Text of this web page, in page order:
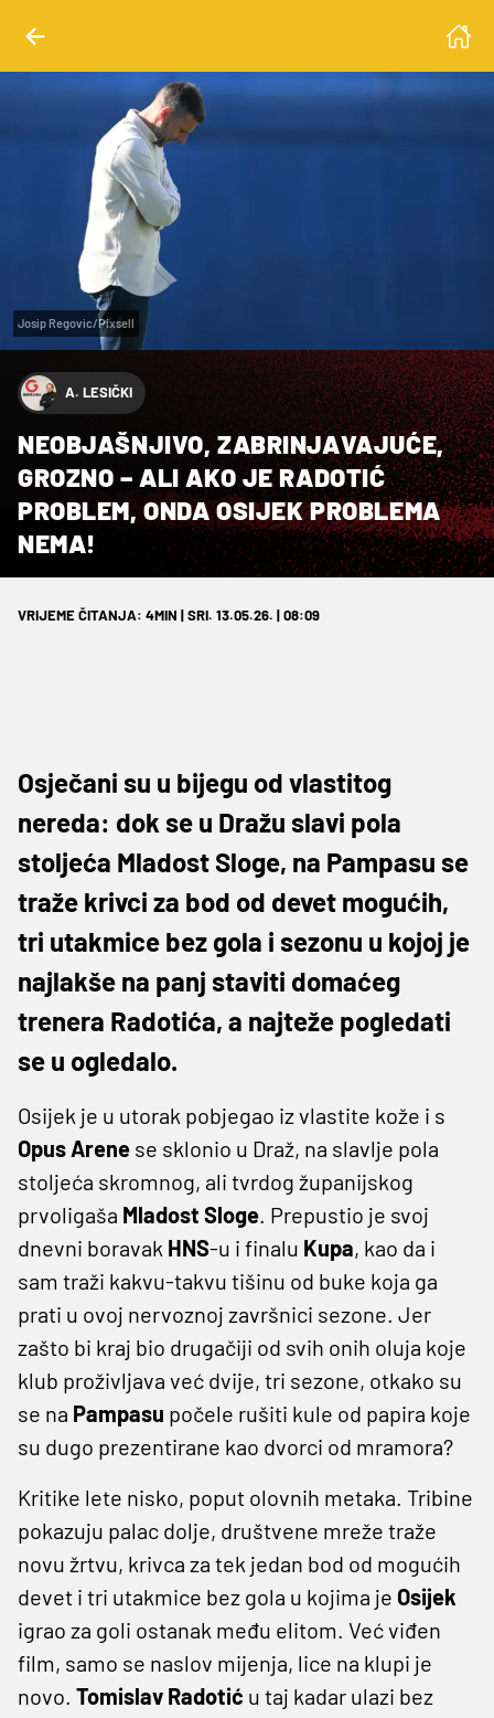
Josip Regovic/Pixsell
A. LESIČKI
NEOBJAŠNJIVO, ZABRINJAVAJUĆE,
GROZNO – ALI AKO JE RADOTIĆ
PROBLEM, ONDA OSIJEK PROBLEMA
NEMA!
VRIJEME ČITANJA: 4MIN | SRI. 13.05.26. | 08:09
Osječani su u bijegu od vlastitog
nereda: dok se u Dražu slavi pola
stoljeća Mladost Sloge, na Pampasu se
traže krivci za bod od devet mogućih,
tri utakmice bez gola i sezonu u kojoj je
najlakše na panj staviti domaćeg
trenera Radotića, a najteže pogledati
se u ogledalo.
Osijek je u utorak pobjegao iz vlastite kože i s
Opus Arene se sklonio u Draž, na slavlje pola
stoljeća skromnog, ali tvrdog županijskog
prvoligaša Mladost Sloge. Prepustio je svoj
dnevni boravak HNS-u i finalu Kupa, kao da i
sam traži kakvu-takvu tišinu od buke koja ga
prati u ovoj nervoznoj završnici sezone. Jer
zašto bi kraj bio drugačiji od svih onih oluja koje
klub proživljava već dvije, tri sezone, otkako su
se na Pampasu počele rušiti kule od papira koje
su dugo prezentirane kao dvorci od mramora?
Kritike lete nisko, poput olovnih metaka. Tribine
pokazuju palac dolje, društvene mreže traže
novu žrtvu, krivca za tek jedan bod od mogućih
devet i tri utakmice bez gola u kojima je Osijek
igrao za goli ostanak među elitom. Već viđen
film, samo se naslov mijenja, lice na klupi je
novo. Tomislav Radotić u taj kadar ulazi bez